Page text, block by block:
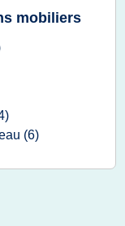
mobiliers
(6)